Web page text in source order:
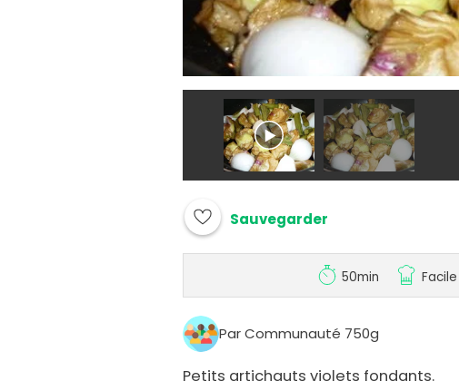
Sauvegarder
50min Facile
Par Communauté 750g
Petits artichauts violets fondants.